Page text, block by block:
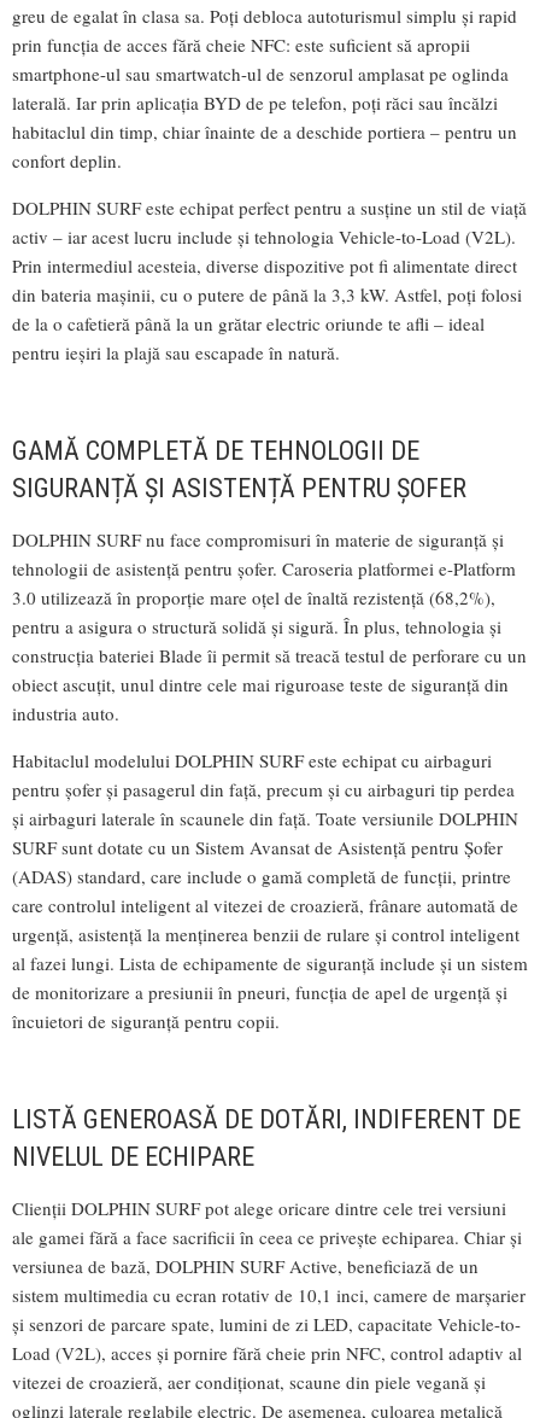
greu de egalat în clasa sa. Poți debloca autoturismul simplu și rapid
prin funcția de acces fără cheie NFC: este suficient să apropii
smartphone-ul sau smartwatch-ul de senzorul amplasat pe oglinda
laterală. Iar prin aplicația BYD de pe telefon, poți răci sau încălzi
habitaclul din timp, chiar înainte de a deschide portiera – pentru un
confort deplin.
DOLPHIN SURF este echipat perfect pentru a susține un stil de viață
activ – iar acest lucru include și tehnologia Vehicle-to-Load (V2L).
Prin intermediul acesteia, diverse dispozitive pot fi alimentate direct
din bateria mașinii, cu o putere de până la 3,3 kW. Astfel, poți folosi
de la o cafetieră până la un grătar electric oriunde te afli – ideal
pentru ieșiri la plajă sau escapade în natură.
GAMĂ COMPLETĂ DE TEHNOLOGII DE
SIGURANȚĂ ȘI ASISTENȚĂ PENTRU ȘOFER
DOLPHIN SURF nu face compromisuri în materie de siguranță și
tehnologii de asistență pentru șofer. Caroseria platformei e-Platform
3.0 utilizează în proporție mare oțel de înaltă rezistență (68,2%),
pentru a asigura o structură solidă și sigură. În plus, tehnologia și
construcția bateriei Blade îi permit să treacă testul de perforare cu un
obiect ascuțit, unul dintre cele mai riguroase teste de siguranță din
industria auto.
Habitaclul modelului DOLPHIN SURF este echipat cu airbaguri
pentru șofer și pasagerul din față, precum și cu airbaguri tip perdea
și airbaguri laterale în scaunele din față. Toate versiunile DOLPHIN
SURF sunt dotate cu un Sistem Avansat de Asistență pentru Șofer
(ADAS) standard, care include o gamă completă de funcții, printre
care controlul inteligent al vitezei de croazieră, frânare automată de
urgență, asistență la menținerea benzii de rulare și control inteligent
al fazei lungi. Lista de echipamente de siguranță include și un sistem
de monitorizare a presiunii în pneuri, funcția de apel de urgență și
încuietori de siguranță pentru copii.
LISTĂ GENEROASĂ DE DOTĂRI, INDIFERENT DE
NIVELUL DE ECHIPARE
Clienții DOLPHIN SURF pot alege oricare dintre cele trei versiuni
ale gamei fără a face sacrificii în ceea ce privește echiparea. Chiar și
versiunea de bază, DOLPHIN SURF Active, beneficiază de un
sistem multimedia cu ecran rotativ de 10,1 inci, camere de marșarier
și senzori de parcare spate, lumini de zi LED, capacitate Vehicle-to-
Load (V2L), acces și pornire fără cheie prin NFC, control adaptiv al
vitezei de croazieră, aer condiționat, scaune din piele vegană și
oglinzi laterale reglabile electric. De asemenea, culoarea metalică